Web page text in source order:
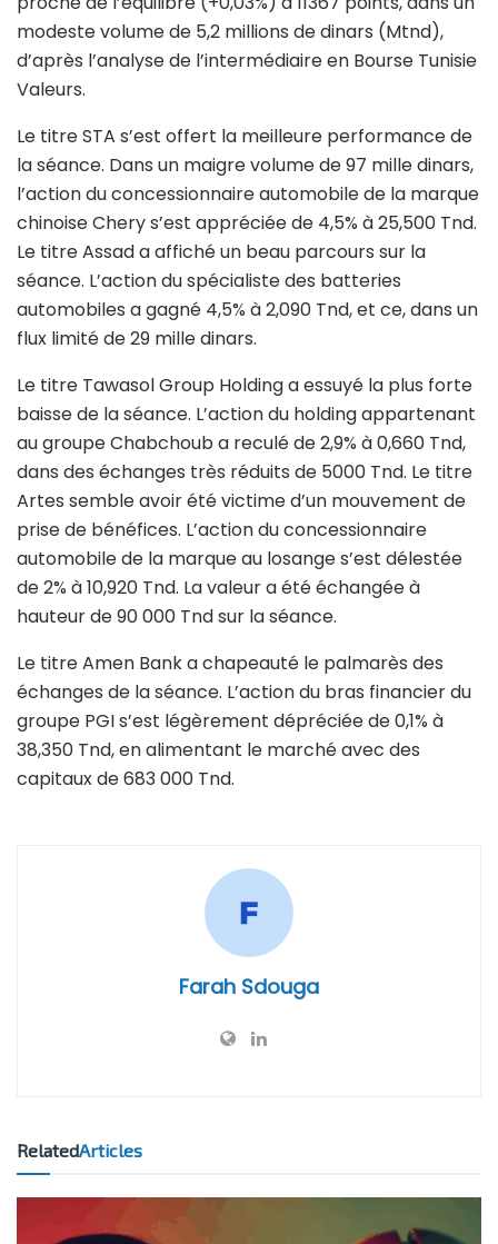
modeste volume de 5,2 millions de dinars (Mtnd),
d’après l’analyse de l’intermédiaire en Bourse Tunisie
Valeurs.
Le titre STA s’est offert la meilleure performance de
la séance. Dans un maigre volume de 97 mille dinars,
l’action du concessionnaire automobile de la marque
chinoise Chery s’est appréciée de 4,5% à 25,500 Tnd.
Le titre Assad a affiché un beau parcours sur la
séance. L’action du spécialiste des batteries
automobiles a gagné 4,5% à 2,090 Tnd, et ce, dans un
flux limité de 29 mille dinars.
Le titre Tawasol Group Holding a essuyé la plus forte
baisse de la séance. L’action du holding appartenant
au groupe Chabchoub a reculé de 2,9% à 0,660 Tnd,
dans des échanges très réduits de 5000 Tnd. Le titre
Artes semble avoir été victime d’un mouvement de
prise de bénéfices. L’action du concessionnaire
automobile de la marque au losange s’est délestée
de 2% à 10,920 Tnd. La valeur a été échangée à
hauteur de 90 000 Tnd sur la séance.
Le titre Amen Bank a chapeauté le palmarès des
échanges de la séance. L’action du bras financier du
groupe PGI s’est légèrement dépréciée de 0,1% à
38,350 Tnd, en alimentant le marché avec des
capitaux de 683 000 Tnd.
Farah Sdouga
RelatedArticles